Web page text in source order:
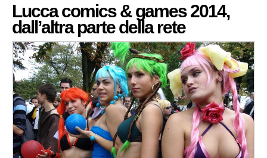
Lucca comics & games 2014,
dall’altra parte della rete